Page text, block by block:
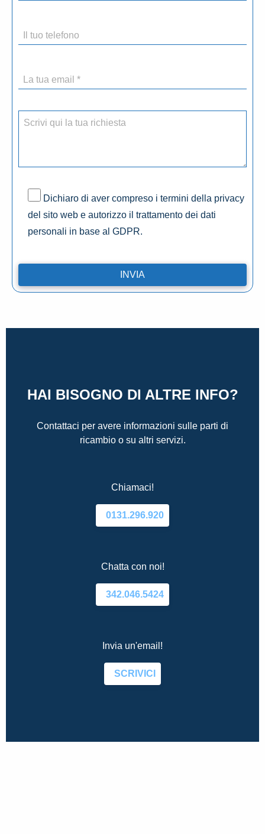
Dichiaro di aver compreso i termini della privacy
del sito web e autorizzo il trattamento dei dati
personali in base al GDPR.
HAI BISOGNO DI ALTRE INFO?
Contattaci per avere informazioni sulle parti di
ricambio o su altri servizi.
Chiamaci!
0131.296.920
Chatta con noi!
342.046.5424
Invia un'email!
SCRIVICI